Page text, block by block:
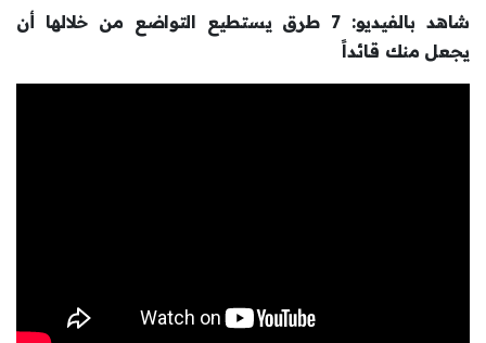
شاهد بالفيديو: 7 طرق يستطيع التواضع من خلالها أن
يجعل منك قائداً